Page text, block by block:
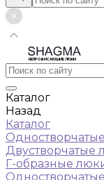
НЕПРОВИСАЮЩИЕ ЛЮКИ
Каталог
Назад
Каталог
Двустворчатые
Г-образные